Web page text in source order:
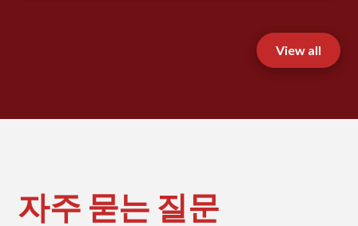
View all
자주 묻는 질문